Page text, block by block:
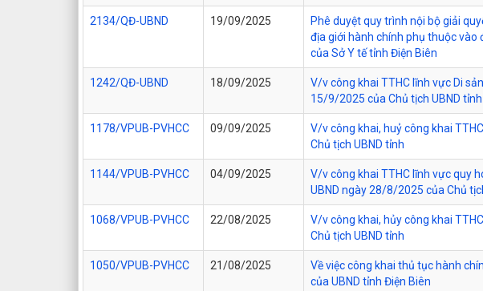
2134/QĐ-UBND 19/09/2025
Phê duyệt quy trình nội bộ giải
địa giới hành chính phụ thuộc vào
của Sở Y tế tỉnh Điện Biên
1242/QĐ-UBND 18/09/2025
V/v công khai TTHC lĩnh vực Di
15/9/2025 của Chủ tịch UBND tỉnh
1178/VPUB-PVHCC 09/09/2025
V/v công khai, huỷ công khai
Chủ tịch UBND tỉnh
1144/VPUB-PVHCC 04/09/2025
V/v công khai TTHC lĩnh vực quy
UBND ngày 28/8/2025 của Chủ
1068/VPUB-PVHCC 22/08/2025
V/v công khai, hủy công khai
Chủ tịch UBND tỉnh
1050/VPUB-PVHCC 21/08/2025
Về việc công khai thủ tục hành
của UBND tỉnh Điện Biên